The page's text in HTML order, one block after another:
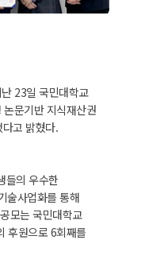
23일 국민대학교
문기반 지식재산권
고 밝혔다.
들의 우수한
술사업화를 통해
모는 국민대학교
후원으로 6회째를